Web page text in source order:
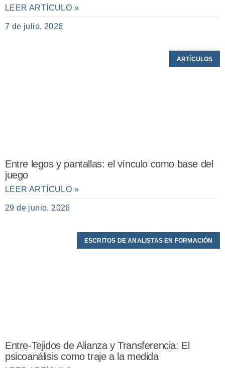
LEER ARTÍCULO »
7 de julio, 2026
ARTÍCULOS
Entre legos y pantallas: el vínculo como base del
juego
LEER ARTÍCULO »
29 de junio, 2026
ESCRITOS DE ANALISTAS EN FORMACIÓN
Entre-Tejidos de Alianza y Transferencia: El
psicoanálisis como traje a la medida